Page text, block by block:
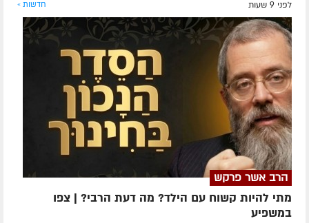
לפני 9 שעות חדשות »
הרב אשר פרקש
מתי להיות קשוח עם הילד? מה דעת הרבי? | צפו
במשפיע